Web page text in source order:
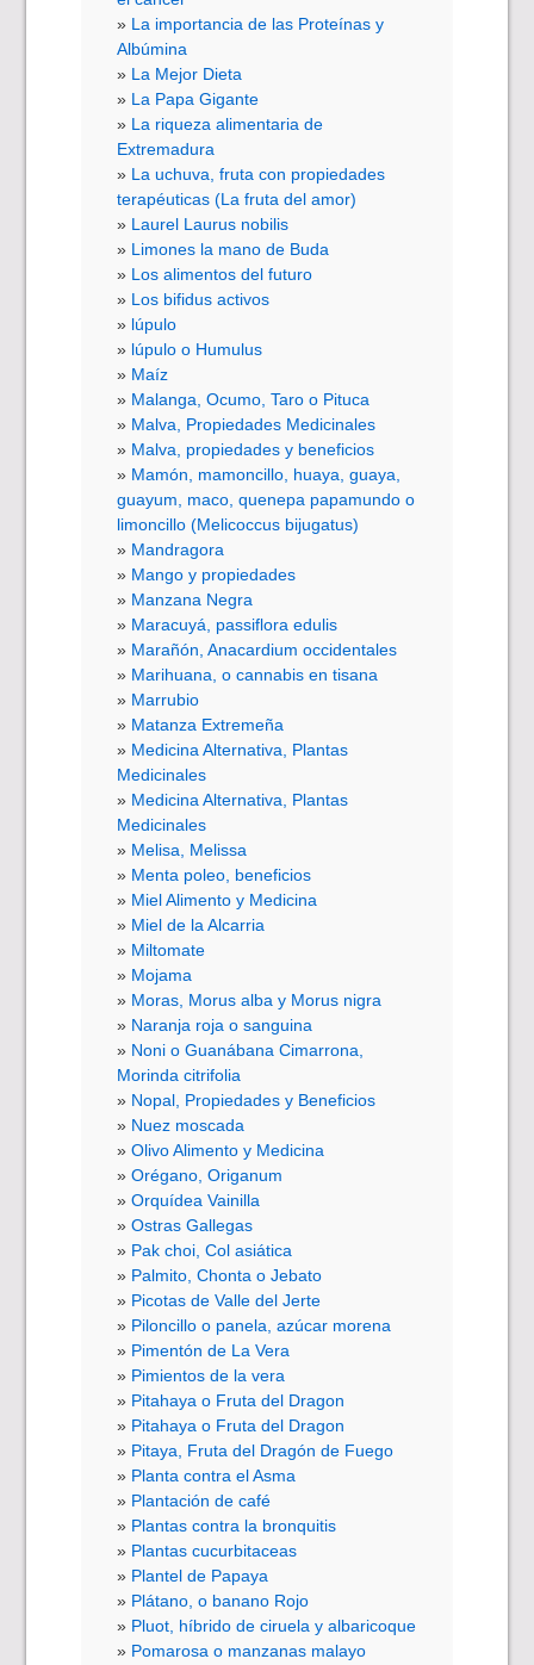
La importancia de las Proteínas y
Albúmina
La Mejor Dieta
La Papa Gigante
La riqueza alimentaria de
Extremadura
La uchuva, fruta con propiedades
terapéuticas (La fruta del amor)
Laurel Laurus nobilis
Limones la mano de Buda
Los alimentos del futuro
Los bifidus activos
lúpulo
lúpulo o Humulus
Maíz
Malanga, Ocumo, Taro o Pituca
Malva, Propiedades Medicinales
Malva, propiedades y beneficios
Mamón, mamoncillo, huaya, guaya,
guayum, maco, quenepa papamundo o
limoncillo (Melicoccus bijugatus)
Mandragora
Mango y propiedades
Manzana Negra
Maracuyá, passiflora edulis
Marañón, Anacardium occidentales
Marihuana, o cannabis en tisana
Marrubio
Matanza Extremeña
Medicina Alternativa, Plantas
Medicinales
Medicina Alternativa, Plantas
Medicinales
Melisa, Melissa
Menta poleo, beneficios
Miel Alimento y Medicina
Miel de la Alcarria
Miltomate
Mojama
Moras, Morus alba y Morus nigra
Naranja roja o sanguina
Noni o Guanábana Cimarrona,
Morinda citrifolia
Nopal, Propiedades y Beneficios
Nuez moscada
Olivo Alimento y Medicina
Orégano, Origanum
Orquídea Vainilla
Ostras Gallegas
Pak choi, Col asiática
Palmito, Chonta o Jebato
Picotas de Valle del Jerte
Piloncillo o panela, azúcar morena
Pimentón de La Vera
Pimientos de la vera
Pitahaya o Fruta del Dragon
Pitahaya o Fruta del Dragon
Pitaya, Fruta del Dragón de Fuego
Planta contra el Asma
Plantación de café
Plantas contra la bronquitis
Plantas cucurbitaceas
Plantel de Papaya
Plátano, o banano Rojo
Pluot, híbrido de ciruela y albaricoque
Pomarosa o manzanas malayo